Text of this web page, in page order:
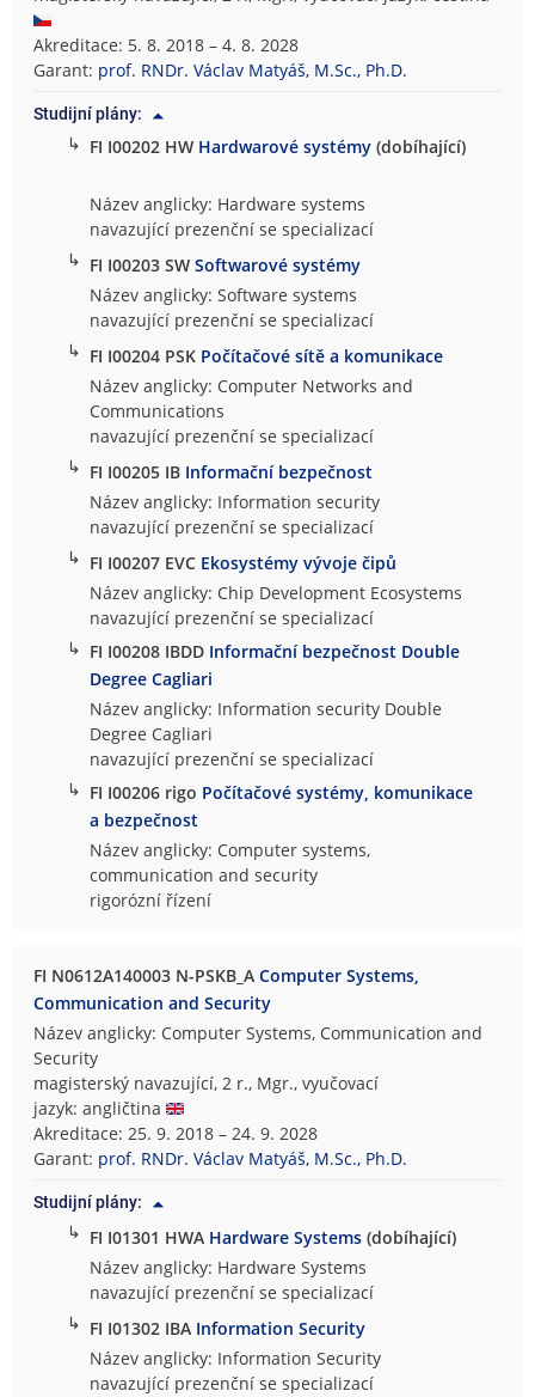
Akreditace: 5. 8. 2018 – 4. 8. 2028
Garant: prof. RNDr. Václav Matyáš, M.Sc., Ph.D.
Studijní plány:
↳ FI I00202 HW Hardwarové systémy (dobíhající)
Název anglicky: Hardware systems
navazující prezenční se specializací
↳ FI I00203 SWSoftwarové systémy
Název anglicky: Software systems
navazující prezenční se specializací
↳ FI I00204 PSK Počítačové sítě a komunikace
Název anglicky: Computer Networks and
Communications
navazující prezenční se specializací
↳ FI I00205 IB Informační bezpečnost
Název anglicky: Information security
navazující prezenční se specializací
↳ FI I00207 EVC Ekosystémy vývoje čipů
Název anglicky: Chip Development Ecosystems
navazující prezenční se specializací
↳ FI I00208 IBDD Informační bezpečnost Double
Degree Cagliari
Název anglicky: Information security Double
Degree Cagliari
navazující prezenční se specializací
↳ FI I00206 rigo Počítačové systémy, komunikace
a bezpečnost
Název anglicky: Computer systems,
communication and security
rigorózní řízení
FI N0612A140003 N-PSKB_AComputer Systems,
Communication and Security
Název anglicky: Computer Systems, Communication and
Security
magisterský navazující, 2 r., Mgr., vyučovací
jazyk: angličtina
Akreditace: 25. 9. 2018 – 24. 9. 2028
Garant: prof. RNDr. Václav Matyáš, M.Sc., Ph.D.
Studijní plány:
↳ FI I01301 HWA Hardware Systems (dobíhající)
Název anglicky: Hardware Systems
navazující prezenční se specializací
↳ FI I01302 IBA Information Security
Název anglicky: Information Security
navazující prezenční se specializací